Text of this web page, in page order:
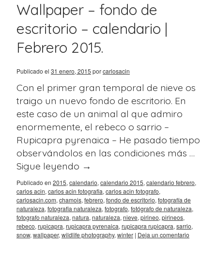
Wallpaper – fondo de
escritorio – calendario |
Febrero 2015.
Publicado el 31 enero, 2015 porcarlosacin
Con el primer gran temporal de nieve os
traigo un nuevo fondo de escritorio. En
este caso de un animal al que admiro
enormemente, el rebeco o sarrio –
Rupicapra pyrenaica – He pasado tiempo
observándolos en las condiciones más …
Sigue leyendo →
Publicado en 2015, calendario, calendario 2015, calendario febrero,
carlos acin, carlos acin fotografia, carlos acin fotografo,
carlosacin.com, chamois, febrero, fondo de escritorio, fotografía de
naturaleza, fotografia naturaleza, fotografo, fotógrafo de naturaleza,
fotografo naturaleza, natura, naturaleza, nieve, pirineo, pirineos,
rebeco, rupicapra, rupicapra pyrenaica, rupicapra rupicapra, sarrio,
snow, wallpaper, wildlife photography, winter | Deja un comentario